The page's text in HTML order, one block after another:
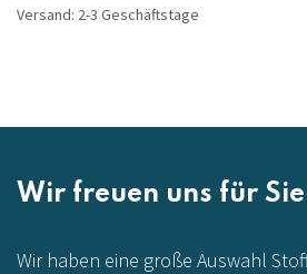
Versand: 2-3 Geschäftstage
Wir freuen uns für
Wir haben eine große Auswahl